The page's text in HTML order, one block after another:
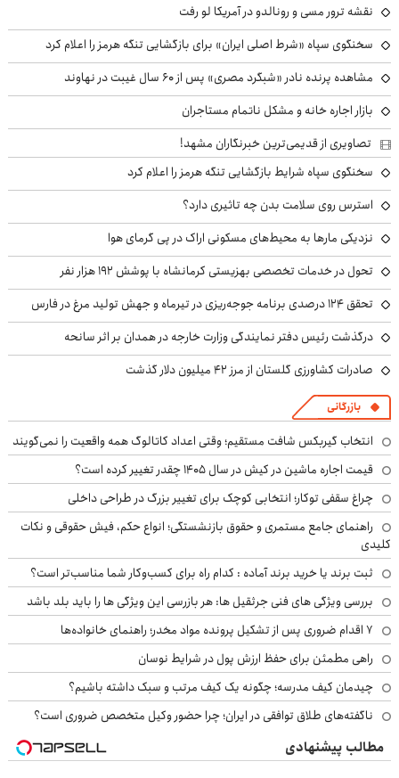
نقشه ترور مسی و رونالدو در آمریکا لو رفت
سخنگوی سپاه «شرط اصلی ایران» برای بازگشایی تنگه هرمز را اعلام کرد
مشاهده پرنده نادر «شبگرد مصری» پس از ۶۰ سال غیبت در نهاوند
بازار اجاره خانه و مشکل ناتمام مستاجران
تصاویری از قدیمی‌ترین خبرنگاران مشهد!
سخنگوی سپاه شرایط بازگشایی تنگه هرمز را اعلام کرد
استرس روی سلامت بدن چه تاثیری دارد؟
نزدیکی مارها به محیط‌های مسکونی اراک در پی گرمای هوا
تحول در خدمات تخصصی بهزیستی کرمانشاه با پوشش ۱۹۲ هزار نفر
تحقق ۱۲۴ درصدی برنامه جوجه‌ریزی در تیرماه و جهش تولید مرغ در فارس
درگذشت رئیس دفتر نمایندگی وزارت خارجه در همدان بر اثر سانحه
صادرات کشاورزی گلستان از مرز ۴۲ میلیون دلار گذشت
بازرگانی
انتخاب گیربکس شافت مستقیم؛ وقتی اعداد کاتالوگ همه واقعیت را نمی‌گویند
قیمت اجاره ماشین در کیش در سال ۱۴۰۵ چقدر تغییر کرده است؟
چراغ سقفی توکار؛ انتخابی کوچک برای تغییر بزرگ در طراحی داخلی
راهنمای جامع مستمری و حقوق بازنشستگی؛ انواع حکم، فیش حقوقی و نکات
کلیدی
ثبت برند یا خرید برند آماده : کدام راه برای کسب‌وکار شما مناسب‌تر است؟
بررسی ویژگی های فنی جرثقیل ها: هر بازرسی این ویژگی ها را باید بلد باشد
۷ اقدام ضروری پس از تشکیل پرونده مواد مخدر؛ راهنمای خانواده‌ها
راهی مطمئن برای حفظ ارزش پول در شرایط نوسان
چیدمان کیف مدرسه؛ چگونه یک کیف مرتب و سبک داشته باشیم؟
ناگفته‌های طلاق توافقی در ایران؛ چرا حضور وکیل متخصص ضروری است؟
مطالب پیشنهادی